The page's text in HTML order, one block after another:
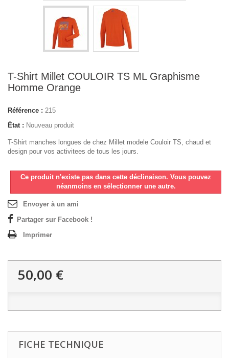
T-Shirt Millet COULOIR TS ML Graphisme
Homme Orange
Référence : 215
État : Nouveau produit
T-Shirt manches longues de chez Millet modele Couloir TS, chaud et
design pour vos activitees de tous les jours.
Ce produit n'existe pas dans cette déclinaison. Vous pouvez
néanmoins en sélectionner une autre.
Envoyer à un ami
Partager sur Facebook !
Imprimer
50,00 €
FICHE TECHNIQUE